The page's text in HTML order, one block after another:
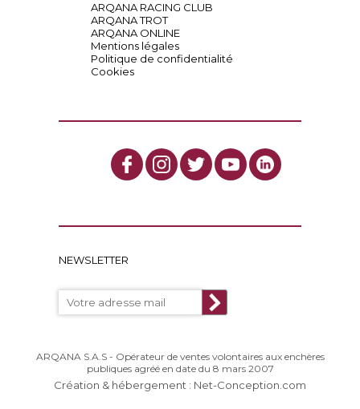
ARQANA RACING CLUB
ARQANA TROT
ARQANA ONLINE
Mentions légales
Politique de confidentialité
Cookies
NEWSLETTER
ARQANA S.A.S - Opérateur de ventes volontaires aux enchères
publiques agréé en date du 8 mars 2007
Création & hébergement : Net-Conception.com